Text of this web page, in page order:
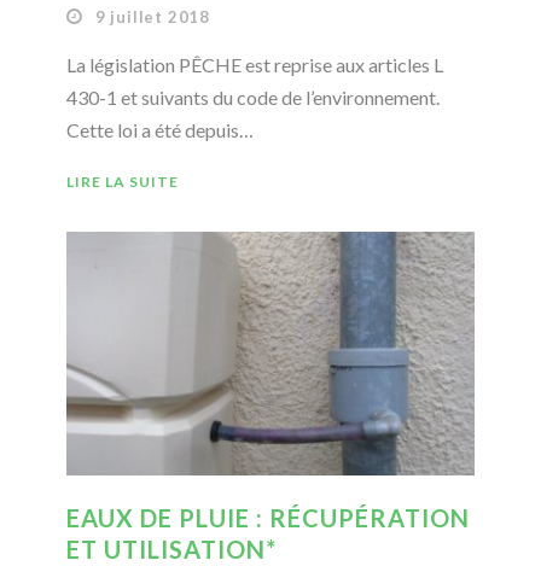
9 juillet 2018
La législation PÊCHE est reprise aux articles L
430-1 et suivants du code de l’environnement.
Cette loi a été depuis…
LIRE LA SUITE
EAUX DE PLUIE : RÉCUPÉRATION
ET UTILISATION*